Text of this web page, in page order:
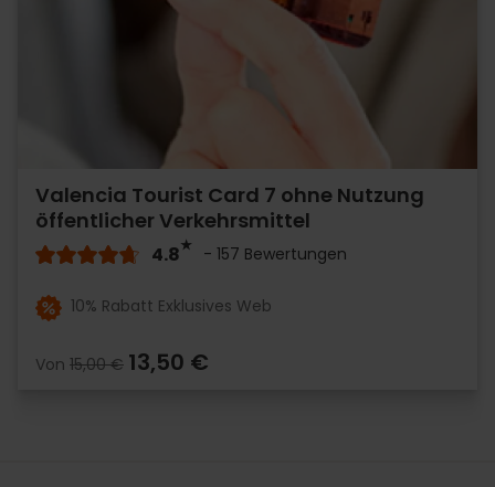
Valencia Tourist Card 7 ohne Nutzung
öffentlicher Verkehrsmittel
4.8 - 157 Bewertungen
10% Rabatt Exklusives Web
Von 15,00 € 13,50 €